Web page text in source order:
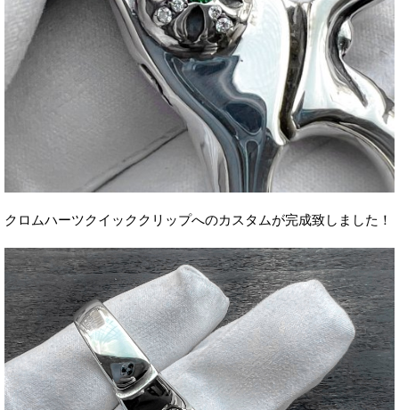
クロムハーツクイッククリップへのカスタムが完成致しました！